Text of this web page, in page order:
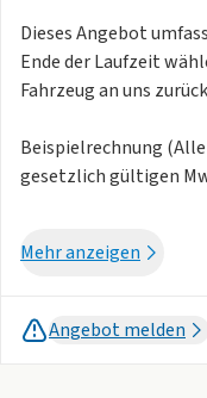
Dieses Angebot
Ende der Laufzeit
Fahrzeug an uns
Beispielrechnung (Alle Preisangaben inkl. der jeweils
gesetzlich gültigen
Laufleistung: 10.000
Exkl.
Exkl. Händlerabholung
Mehr anzeigen
Angebot melden